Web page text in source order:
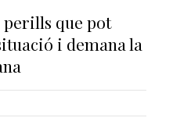
perills que pot
i demana la